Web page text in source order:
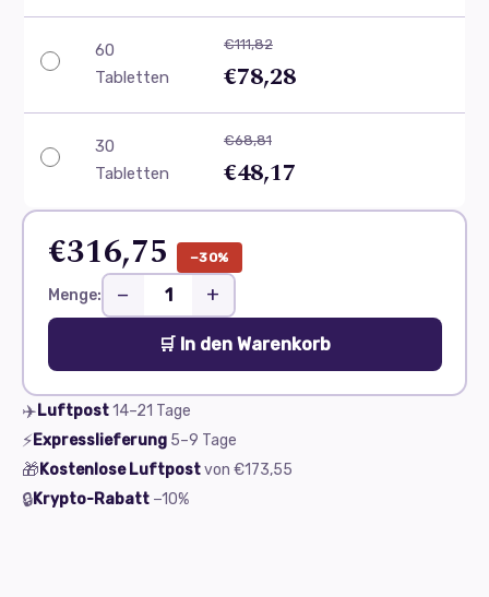
60
Tabletten
€111,82
€78,28
30
Tabletten
€68,81
€48,17
€316,75 −30%
Menge: − +
🛒 In den Warenkorb
✈️Luftpost14–21 Tage
⚡Expresslieferung 5–9 Tage
🎁Kostenlose Luftpostvon €173,55
🔒Krypto-Rabatt −10%